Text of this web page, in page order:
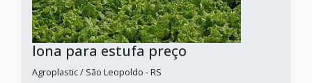
lona para estufa preço
Agroplastic / São Leopoldo - RS